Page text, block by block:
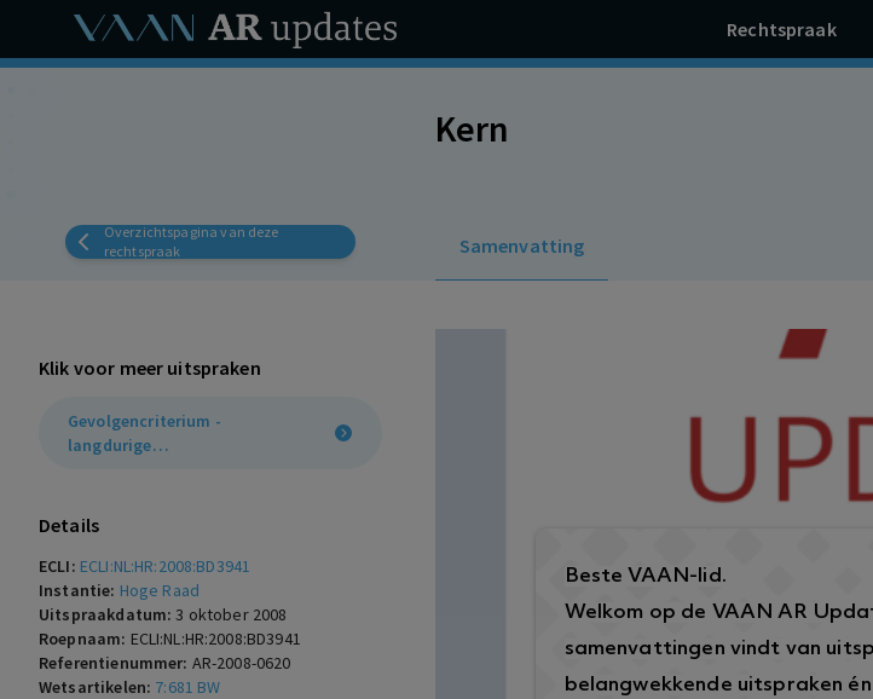
Rechtspraak
Overzichtspagina van deze
rechtspraak
Kern
Samenvatting
Klik voor meer uitspraken
Gevolgencriterium -
langdurige
Details
ECLI: ECLI:NL:HR:2008:BD3941
Instantie: Hoge Raad
Uitspraakdatum:3 oktober 2008
Roepnaam: ECLI:NL:HR:2008:BD3941
Referentienummer: AR-2008-0620
Wetsartikelen: 7:681 BW
Beste VAAN-lid.
Welkom op de VAAN AR
samenvattingen vindt van
belangwekkende uitspraken